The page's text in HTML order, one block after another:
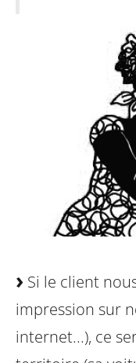
Si le client
impression sur
internet...), ce